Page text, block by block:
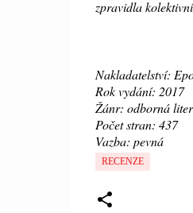
zpravidla
Nakladatelství:
Rok vydání: 2017
Žánr: odborná
Počet stran: 437
Vazba: pevná
RECENZE